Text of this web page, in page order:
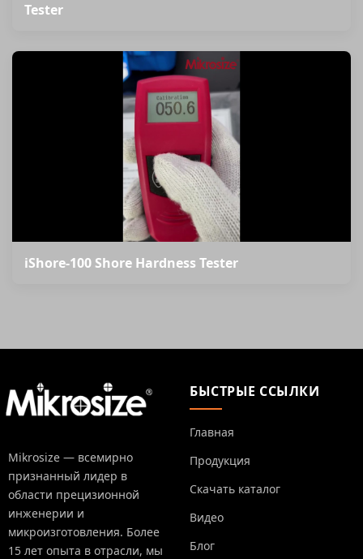
Tester
iShore-100 Shore Hardness Tester
Mikrosize — всемирно
признанный лидер в
области прецизионной
инженерии и
микроизготовления. Более
15 лет опыта в отрасли, мы
БЫСТРЫЕ ССЫЛКИ
Главная
Продукция
Скачать каталог
Видео
Блог